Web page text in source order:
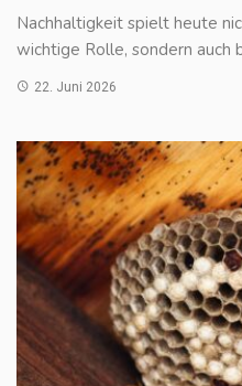
Nachhaltigkeit spielt heute
wichtige Rolle, sondern auch
22. Juni 2026